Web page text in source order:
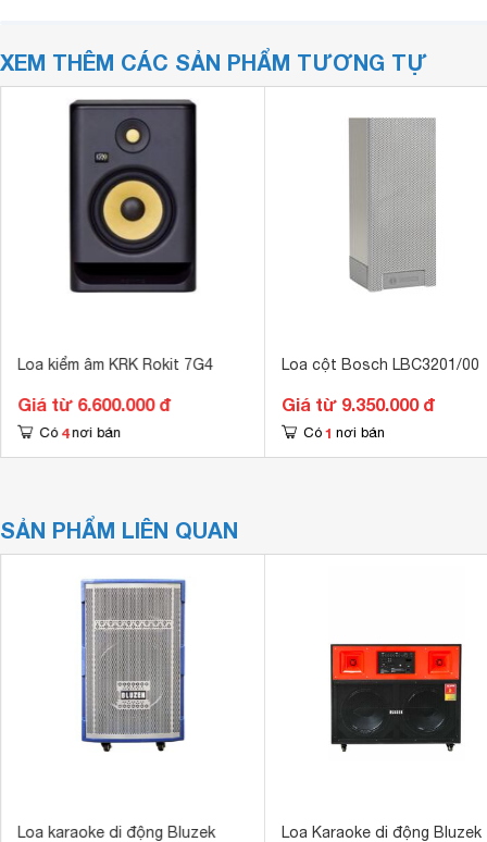
XEM THÊM CÁC SẢN PHẨM TƯƠNG TỰ
Loa kiểm âm KRK Rokit 7G4
Giá từ 6.600.000 đ
Có 4 nơi bán
Loa cột Bosch LBC3201/00
Giá từ 9.350.000 đ
Có 1 nơi bán
SẢN PHẨM LIÊN QUAN
Loa karaoke di động Bluzek
Loa Karaoke di động Bluzek